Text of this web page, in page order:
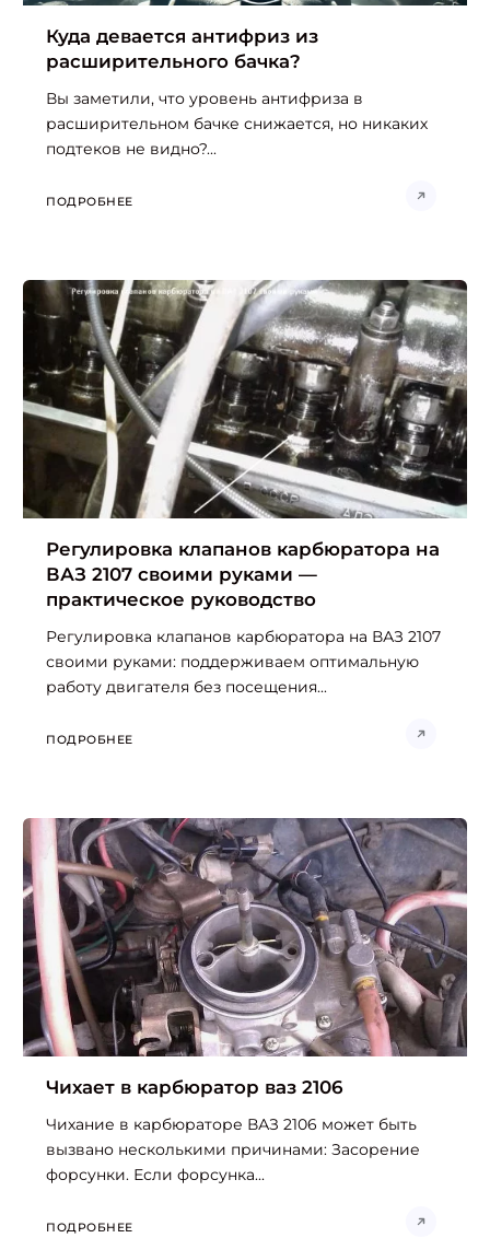
Куда девается антифриз из
расширительного бачка?
Вы заметили, что уровень антифриза в
расширительном бачке снижается, но никаких
подтеков не видно?...
ПОДРОБНЕЕ
Регулировка клапанов карбюратора на
ВАЗ 2107 своими руками —
практическое руководство
Регулировка клапанов карбюратора на ВАЗ 2107
своими руками: поддерживаем оптимальную
работу двигателя без посещения...
ПОДРОБНЕЕ
Чихает в карбюратор ваз 2106
Чихание в карбюраторе ВАЗ 2106 может быть
вызвано несколькими причинами: Засорение
форсунки. Если форсунка...
ПОДРОБНЕЕ